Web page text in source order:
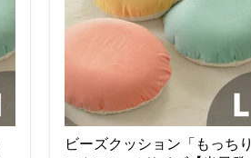
ビーズクッション「もっちり